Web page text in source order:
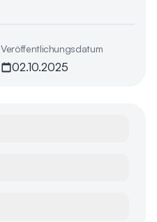
Veröffentlichungsdatum
02.10.2025